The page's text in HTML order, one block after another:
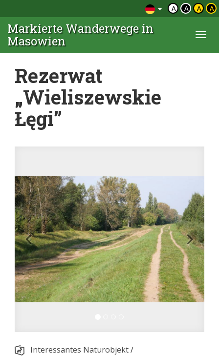
A A A A
Markierte Wanderwege in
Masowien
Rezerwat
„Wieliszewskie
Łęgi”
Interessantes Naturobjekt/